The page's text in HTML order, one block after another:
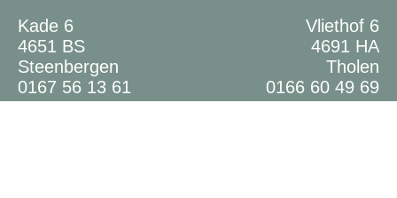
Kade 6
4651 BS
Steenbergen
0167 56 13 61
Vliethof 6
4691 HA
Tholen
0166 60 49 69